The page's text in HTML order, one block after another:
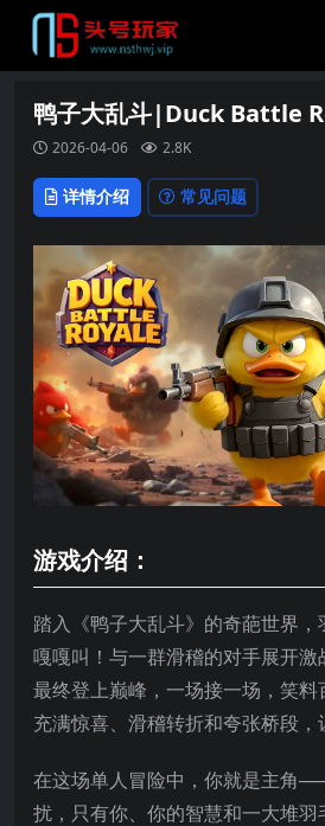
鸭子大乱斗|Duck Battle
2026-04-06 2.8K
详情介绍 常见问题
游戏介绍：
踏入《鸭子大乱斗》的奇葩世界
嘎嘎叫！与一群滑稽的对手展开激
最终登上巅峰，一场接一场，笑
充满惊喜、滑稽转折和夸张桥段，
在这场单人冒险中，你就是主角
扰，只有你、你的智慧和一大堆